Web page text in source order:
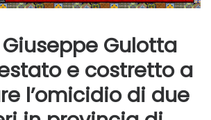
Giuseppe Gulotta
e costretto a
l’omicidio di due